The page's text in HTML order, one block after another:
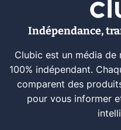
Indépendance,
Clubic est un média
100% indépendant.
comparent des
pour vous informer